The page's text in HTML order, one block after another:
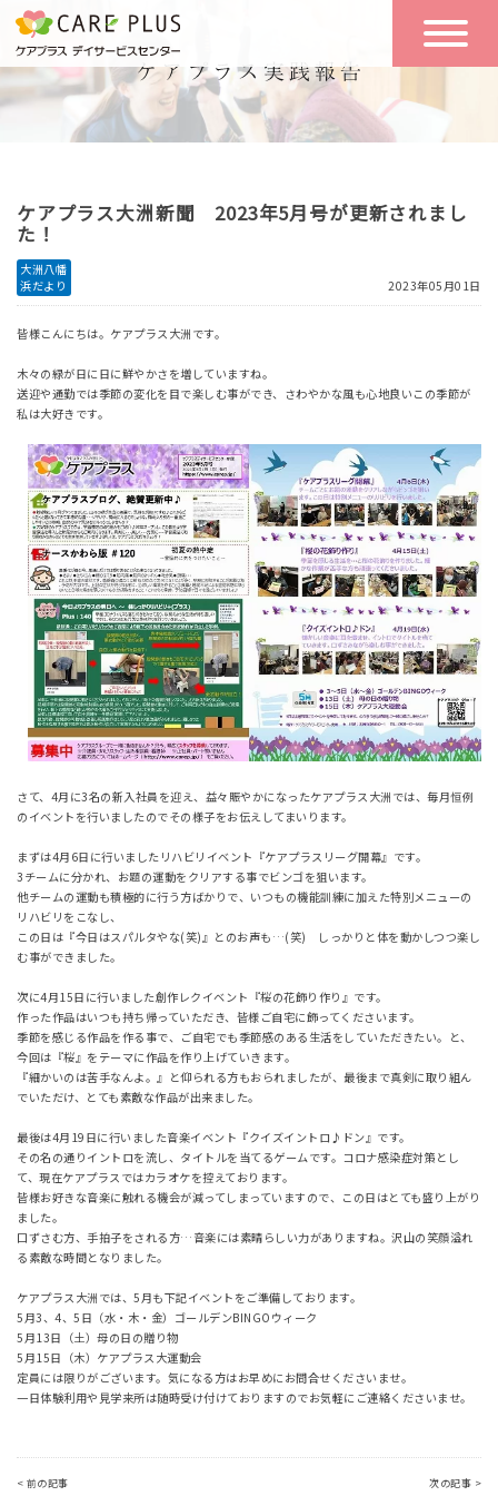
こんな方に
おすすめ
一日の流れ
一日体験
空き状況
リクルート
お問い合わせ
体験希望
ケアプラス大洲新聞 2023年5月号が更新されまし
た！
大洲八幡
浜だより
2023年05月01日
皆様こんにちは。ケアプラス大洲です。
木々の緑が日に日に鮮やかさを増していますね。
送迎や通勤では季節の変化を目で楽しむ事ができ、さわやかな風も心地良いこの季節が
私は大好きです。
さて、4月に3名の新入社員を迎え、益々賑やかになったケアプラス大洲では、毎月恒例
のイベントを行いましたのでその様子をお伝えしてまいります。
まずは4月6日に行いましたリハビリイベント『ケアプラスリーグ開幕』です。
3チームに分かれ、お題の運動をクリアする事でビンゴを狙います。
他チームの運動も積極的に行う方ばかりで、いつもの機能訓練に加えた特別メニューの
リハビリをこなし、
この日は『今日はスパルタやな(笑)』とのお声も…(笑) しっかりと体を動かしつつ楽し
む事ができました。
次に4月15日に行いました創作レクイベント『桜の花飾り作り』です。
作った作品はいつも持ち帰っていただき、皆様ご自宅に飾ってくださいます。
季節を感じる作品を作る事で、ご自宅でも季節感のある生活をしていただきたい。と、
今回は『桜』をテーマに作品を作り上げていきます。
『細かいのは苦手なんよ。』と仰られる方もおられましたが、最後まで真剣に取り組ん
でいただけ、とても素敵な作品が出来ました。
最後は4月19日に行いました音楽イベント『クイズイントロ♪ドン』です。
その名の通りイントロを流し、タイトルを当てるゲームです。コロナ感染症対策とし
て、現在ケアプラスではカラオケを控えております。
皆様お好きな音楽に触れる機会が減ってしまっていますので、この日はとても盛り上がり
ました。
口ずさむ方、手拍子をされる方…音楽には素晴らしい力がありますね。沢山の笑顔溢れ
る素敵な時間となりました。
ケアプラス大洲では、5月も下記イベントをご準備しております。
5月3、4、5日（水・木・金）ゴールデンBINGOウィーク
5月13日（土）母の日の贈り物
5月15日（木）ケアプラス大運動会
定員には限りがございます。気になる方はお早めにお問合せくださいませ。
一日体験利用や見学来所は随時受け付けておりますのでお気軽にご連絡くださいませ。
< 前の記事
次の記事 >